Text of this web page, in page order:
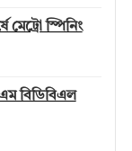
মেট্রো স্পিনিং
এম বিডিবিএল